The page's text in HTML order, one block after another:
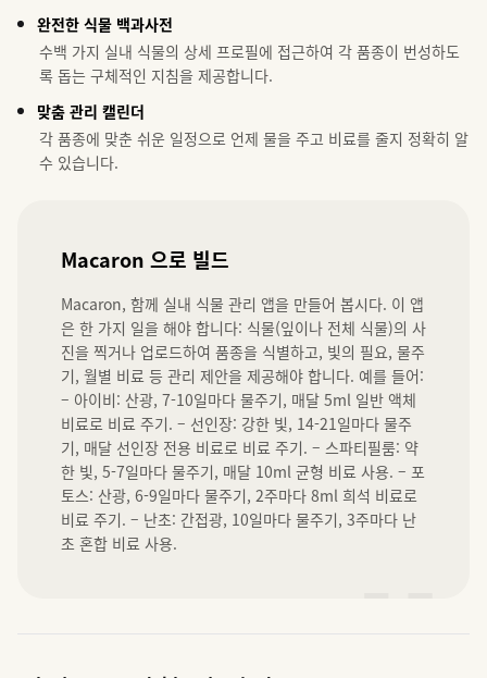
완전한 식물 백과사전
수백 가지 실내 식물의 상세 프로필에 접근하여 각 품종이 번성하도
록 돕는 구체적인 지침을 제공합니다.
맞춤 관리 캘린더
각 품종에 맞춘 쉬운 일정으로 언제 물을 주고 비료를 줄지 정확히 알
수 있습니다.
Macaron 으로 빌드
Macaron, 함께 실내 식물 관리 앱을 만들어 봅시다. 이 앱
은 한 가지 일을 해야 합니다: 식물(잎이나 전체 식물)의 사
진을 찍거나 업로드하여 품종을 식별하고, 빛의 필요, 물주
기, 월별 비료 등 관리 제안을 제공해야 합니다. 예를 들어:
– 아이비: 산광, 7-10일마다 물주기, 매달 5ml 일반 액체
비료로 비료 주기. – 선인장: 강한 빛, 14-21일마다 물주
기, 매달 선인장 전용 비료로 비료 주기. – 스파티필룸: 약
한 빛, 5-7일마다 물주기, 매달 10ml 균형 비료 사용. – 포
토스: 산광, 6-9일마다 물주기, 2주마다 8ml 희석 비료로
비료 주기. – 난초: 간접광, 10일마다 물주기, 3주마다 난
초 혼합 비료 사용.